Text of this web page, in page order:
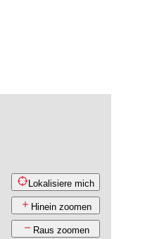
Lokalisiere mich
Hinein zoomen
Raus zoomen